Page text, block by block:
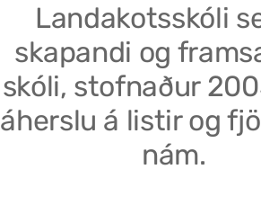
Landakotsskóli
skapandi og
skóli, stofnaður
áherslu á listir og
nám.